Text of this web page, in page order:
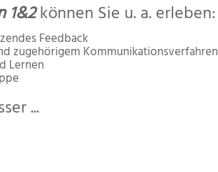
1&2können Sie u. a. erleben:
Feedback
zugehörigem Kommunikationsverfahren
Lernen
...